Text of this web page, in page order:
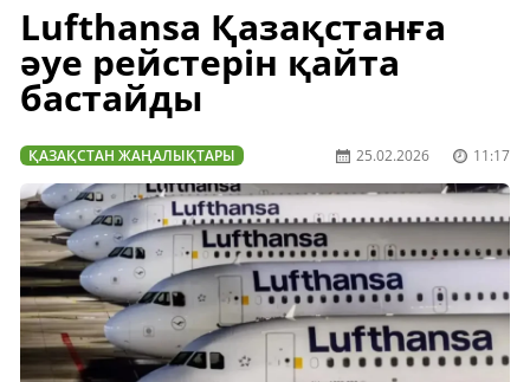
Lufthansa Қазақстанға
әуе рейстерін қайта
бастайды
ҚАЗАҚСТАН ЖАҢАЛЫҚТАРЫ 25.02.2026 11:17